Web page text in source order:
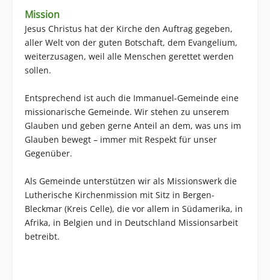
Mission
Jesus Christus hat der Kirche den Auftrag gegeben,
aller Welt von der guten Botschaft, dem Evangelium,
weiterzusagen, weil alle Menschen gerettet werden
sollen.
Entsprechend ist auch die Immanuel-Gemeinde eine
missionarische Gemeinde. Wir stehen zu unserem
Glauben und geben gerne Anteil an dem, was uns im
Glauben bewegt – immer mit Respekt für unser
Gegenüber.
Als Gemeinde unterstützen wir als Missionswerk die
Lutherische Kirchenmission mit Sitz in Bergen-
Bleckmar (Kreis Celle), die vor allem in Südamerika, in
Afrika, in Belgien und in Deutschland Missionsarbeit
betreibt.